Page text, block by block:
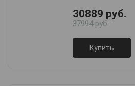
30889 руб.
37994 руб.
Купить